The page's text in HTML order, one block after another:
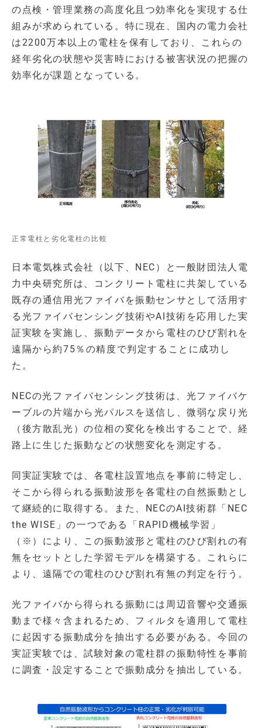
の点検・管理業務の高度化且つ効率化を実現する仕
組みが求められている。特に現在、国内の電力会社
は2200万本以上の電柱を保有しており、これらの
経年劣化の状態や災害時における被害状況の把握の
効率化が課題となっている。
正常電柱と劣化電柱の比較
日本電気株式会社（以下、NEC）と一般財団法人電
力中央研究所は、コンクリート電柱に共架している
既存の通信用光ファイバを振動センサとして活用す
る光ファイバセンシング技術やAI技術を応用した実
証実験を実施し、振動データから電柱のひび割れを
遠隔から約75％の精度で判定することに成功し
た。
NECの光ファイバセンシング技術は、光ファイバケ
ーブルの片端から光パルスを送信し、微弱な戻り光
（後方散乱光）の位相の変化を検出することで、経
路上に生じた振動などの状態変化を測定する。
同実証実験では、各電柱設置地点を事前に特定し、
そこから得られる振動波形を各電柱の自然振動とし
て継続的に取得する。また、NECのAI技術群「NEC
the WISE」の一つである「RAPID機械学習」
（※）により、この振動波形と電柱のひび割れの有
無をセットとした学習モデルを構築する。これらに
より、遠隔での電柱のひび割れ有無の判定を行う。
光ファイバから得られる振動には周辺音響や交通振
動まで様々含まれるため、フィルタを適用して電柱
に起因する振動成分を抽出する必要がある。今回の
実証実験では、試験対象の電柱群の振動特性を事前
に調査・設定することで振動成分を抽出している。